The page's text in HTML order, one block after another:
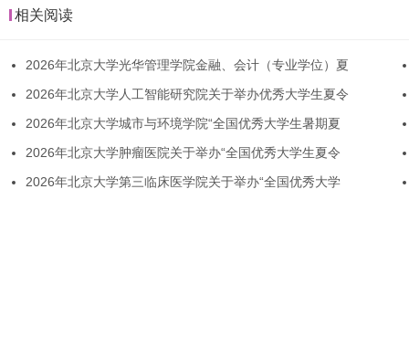
相关阅读
2026年北京大学光华管理学院金融、会计（专业学位）夏
2026年北京大学人工智能研究院关于举办优秀大学生夏令
2026年北京大学城市与环境学院“全国优秀大学生暑期夏
2026年北京大学肿瘤医院关于举办“全国优秀大学生夏令
2026年北京大学第三临床医学院关于举办“全国优秀大学